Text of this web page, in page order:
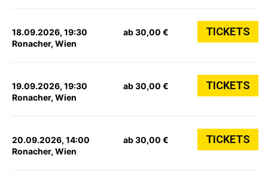
18.09.2026, 19:30
Ronacher, Wien
ab 30,00 € TICKETS
19.09.2026, 19:30
Ronacher, Wien
ab 30,00 € TICKETS
20.09.2026, 14:00
Ronacher, Wien
ab 30,00 € TICKETS